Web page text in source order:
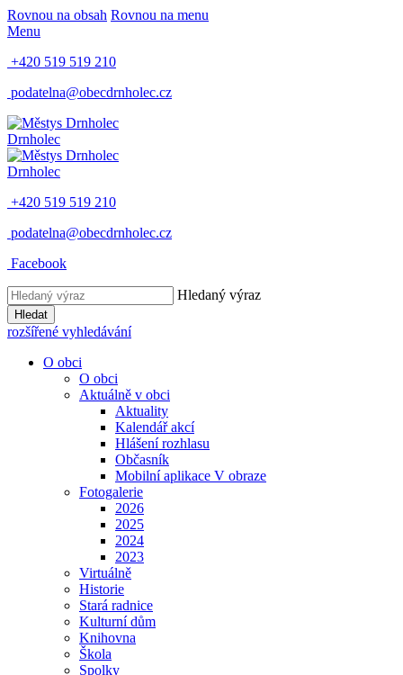
Rovnou na obsah Rovnou na menu
Menu
+420 519 519 210
podatelna@obecdrnholec.cz
Drnholec
Drnholec
+420 519 519 210
podatelna@obecdrnholec.cz
Facebook
Hledaný výraz
Hledat
rozšířené vyhledávání
O obci
O obci
Aktuálně v obci
Aktuality
Kalendář akcí
Hlášení rozhlasu
Občasník
Mobilní aplikace V obraze
Fotogalerie
2026
2025
2024
2023
Virtuálně
Historie
Stará radnice
Kulturní dům
Knihovna
Škola
Spolky